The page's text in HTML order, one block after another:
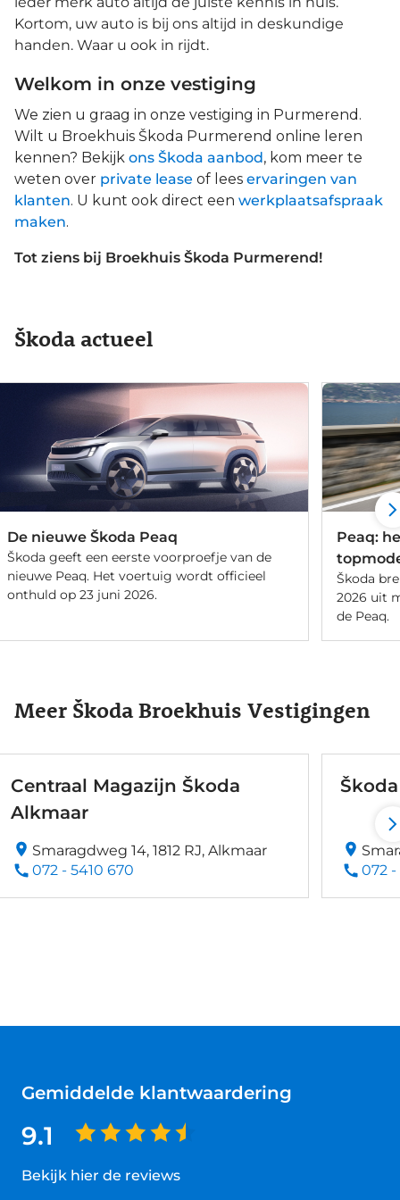
Kortom, uw auto is bij ons altijd in deskundige
handen. Waar u ook in rijdt.
Welkom in onze vestiging
We zien u graag in onze vestiging in Purmerend.
Wilt u Broekhuis Škoda Purmerend online leren
kennen? Bekijk ons Škoda aanbod, kom meer te
weten over private lease of lees ervaringen van
klanten. U kunt ook direct een werkplaatsafspraak
maken.
Tot ziens bij Broekhuis Škoda Purmerend!
Škoda actueel
De nieuwe Škoda Peaq
Škoda geeft een eerste voorproefje van de
nieuwe Peaq. Het voertuig wordt officieel
onthuld op 23 juni 2026.
Peaq:
Škoda
2026 uit
de Peaq.
Meer Škoda Broekhuis Vestigingen
Centraal Magazijn Škoda
Alkmaar
Smaragdweg 14, 1812 RJ, Alkmaar
072 - 5410 670
072 -
Gemiddelde klantwaardering
9.1
Bekijk hier de reviews